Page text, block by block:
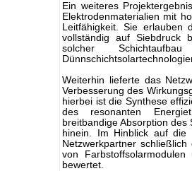
Ein weiteres
Elektrodenmaterialien mit
Leitfähigkeit. Sie erlauben
vollständig auf Siebdruck
solcher
Weiterhin lieferte das
Verbesserung des
hierbei ist die Synthese
des resonanten
breitbandige Absorption
hinein. Im Hinblick auf die
Netzwerkpartner
von
bewertet.